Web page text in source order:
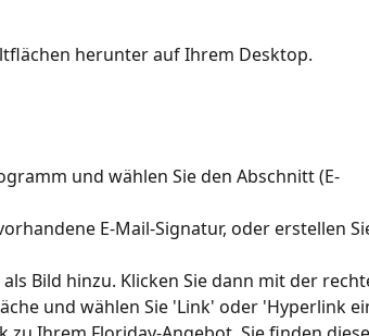
herunter auf Ihrem Desktop.
und wählen Sie den Abschnitt (E-
E-Mail-Signatur, oder erstellen
Bild hinzu. Klicken Sie dann mit der
und wählen Sie 'Link' oder 'Hyperlink